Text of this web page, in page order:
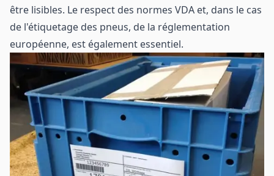
être lisibles. Le respect des normes VDA et, dans le cas
de l'étiquetage des pneus, de la réglementation
européenne, est également essentiel.